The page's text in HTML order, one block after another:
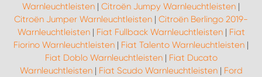
Warnleuchtleisten | Citroën Jumpy Warnleuchtleisten |
Citroën Jumper Warnleuchtleisten | Citroën Berlingo 2019-
Warnleuchtleisten| Fiat Fullback Warnleuchtleisten| Fiat
Fiorino Warnleuchtleisten | Fiat Talento Warnleuchtleisten |
Fiat Doblo Warnleuchtleisten| Fiat Ducato
Warnleuchtleisten| Fiat Scudo Warnleuchtleisten| Ford